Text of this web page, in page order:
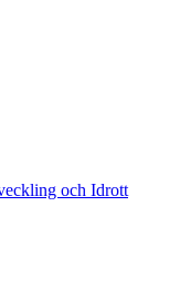
och Idrott